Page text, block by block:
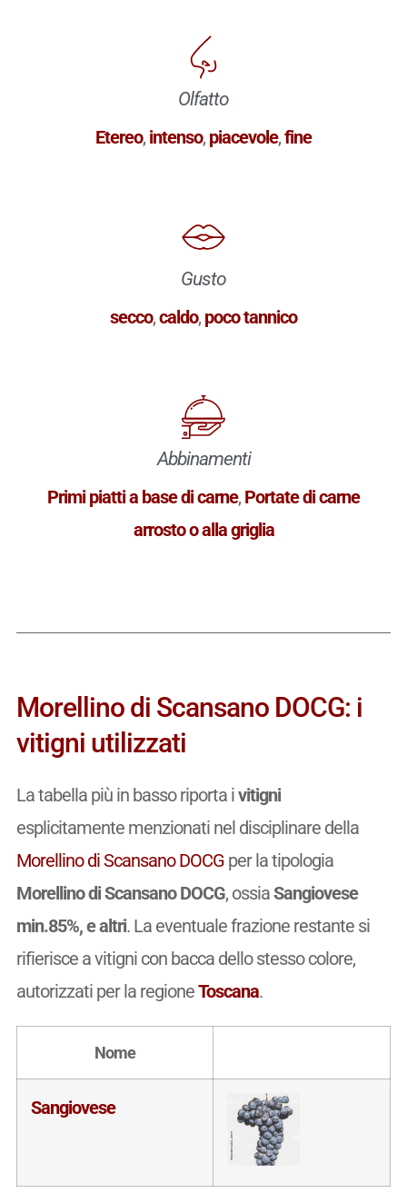
Olfatto
Etereo, intenso, piacevole,fine
Gusto
secco,caldo, poco tannico
Abbinamenti
Primi piatti a base di carne, Portate di carne
arrosto o alla griglia
Morellino di Scansano DOCG: i
vitigni utilizzati
La tabella più in basso riporta ivitigni
esplicitamente menzionati nel disciplinare della
Morellino di Scansano DOCGper la tipologia
Morellino di Scansano DOCG, ossiaSangiovese
min.85%, e altri. La eventuale frazione restante si
rifierisce a vitigni con bacca dello stesso colore,
autorizzati per la regioneToscana.
Nome
Sangiovese